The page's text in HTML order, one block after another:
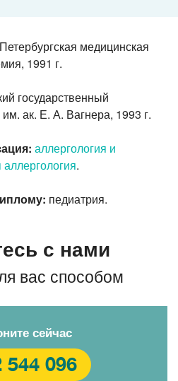
медицинская
1991 г.
государственный
ак. Е. А. Вагнера, 1993 г.
аллергология и
аллергология.
педиатрия.
с нами
вас способом
сейчас
544 096